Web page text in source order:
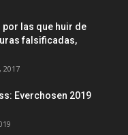
por las que huir de
falsificadas,
2017
Everchosen 2019